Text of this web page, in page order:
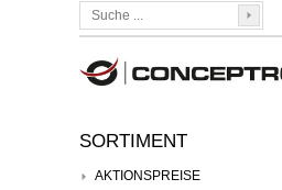
SORTIMENT
AKTIONSPREISE